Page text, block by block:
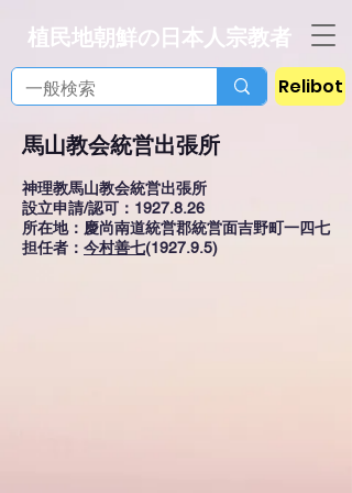
植民地朝鮮の日本人宗教者
Relibot
馬山教会統営出張所
神理教馬山教会統営出張所
設立申請/認可：1927.8.26
所在地：慶尚南道統営郡統営面吉野町一四七
担任者： 今村善七(1927.9.5)